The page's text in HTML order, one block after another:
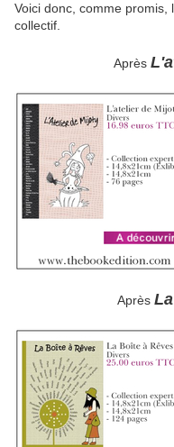
Voici donc, comme
collectif.
Après
Après